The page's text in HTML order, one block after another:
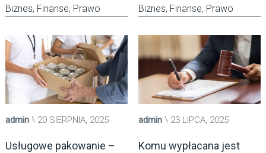
Biznes, Finanse, Prawo
Biznes, Finanse, Prawo
admin 20 SIERPNIA, 2025
Usługowe pakowanie –
admin 23 LIPCA, 2025
Komu wypłacana jest